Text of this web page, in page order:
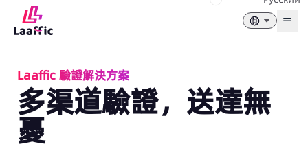
Laaffic 驗證解決方案
多渠道驗證，送達無
憂